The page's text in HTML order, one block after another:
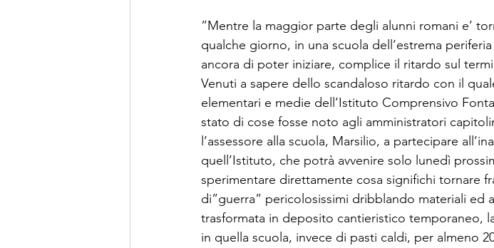
”Mentre la maggior parte degli alunni romani e’
qualche giorno, in una scuola dell’estrema
ancora di poter iniziare, complice il ritardo sul
Venuti a sapere dello scandaloso ritardo con il
elementari e medie dell’Istituto Comprensivo
stato di cose fosse noto agli amministratori
l’assessore alla scuola, Marsilio, a partecipare
quell’Istituto, che potrà avvenire solo lunedì
sperimentare direttamente cosa significhi tornare
di”guerra” pericolosissimi dribblando materiali ed
trasformata in deposito cantieristico temporaneo,
in quella scuola, invece di pasti caldi, per almeno